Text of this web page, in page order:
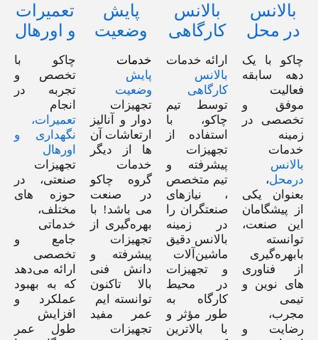
بالانس
در محل
چاکو با یک
دهه سابقه‌
فعالیت
موفق و
تخصصی در
زمینه
خدمات
بالانس
درمحل،
بعنوان یکی
از پیشگامان
این صنعت،
توانسته
بابهره‌گیری
از فناوری
های نوین و
تیمی
مجرب،
رضایت و
بالانس
کارگاهی
ارائه خدمات
بالانس
کارگاهی
توسط تیم
چاکو، با
استفاده از
تجهیزات
پیشرفته و
تیم متخصص
، نیازهای
صنعتگران را
در زمینه
بالانس دقیق
ماشین‌آلات
و تجهیزات
در محیط
کارگاه به
طور مؤثر و
با بالاترین
پایش
وضعیت
خدمات
پایش
وضعیت
تجهیزات
دوار و آنالیز
ارتعاشات آن
ها از دیگر
خدمات
گروه چاکو
در صنعت
می باشد! با
بهره‌گیری از
تجهیزات
پیشرفته و
دانش فنی
بالا تاکنون
توانسته ایم
عمر مفید
تجهیزات
تعمیرات
و اورهال
چاکو با
تخصص و
تجربه در
انجام
تعمیرات،
نگهداری و
اورهال
تجهیزات
صنعتی، در
حوزه های
مختلف،
خدماتی
جامع و
تخصصی
ارائه می‌دهد
که به بهبود
عملکرد و
افزایش
طول عمر